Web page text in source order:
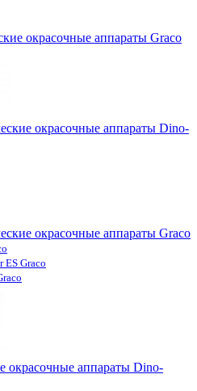
окрасочные аппараты Graco
окрасочные аппараты Dino-
окрасочные аппараты Graco
Graco
окрасочные аппараты Dino-